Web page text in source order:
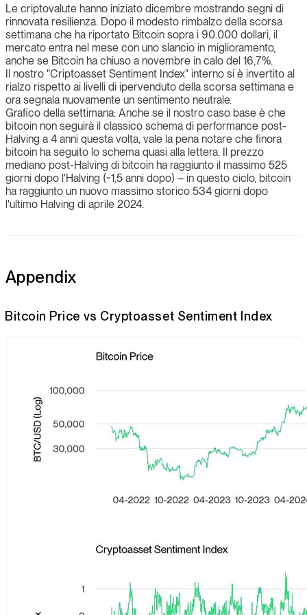
Le criptovalute hanno iniziato dicembre mostrando segni di
rinnovata resilienza. Dopo il modesto rimbalzo della scorsa
settimana che ha riportato Bitcoin sopra i 90.000 dollari, il
mercato entra nel mese con uno slancio in miglioramento,
anche se Bitcoin ha chiuso a novembre in calo del 16,7%.
Il nostro "Criptoasset Sentiment Index" interno si è invertito al
rialzo rispetto ai livelli di ipervenduto della scorsa settimana e
ora segnala nuovamente un sentimento neutrale.
Grafico della settimana: Anche se il nostro caso base è che
bitcoin non seguirà il classico schema di performance post-
Halving a 4 anni questa volta, vale la pena notare che finora
bitcoin ha seguito lo schema quasi alla lettera. Il prezzo
mediano post-Halving di bitcoin ha raggiunto il massimo 525
giorni dopo l'Halving (~1,5 anni dopo) – in questo ciclo, bitcoin
ha raggiunto un nuovo massimo storico 534 giorni dopo
l'ultimo Halving di aprile 2024.
Appendix
Bitcoin Price vs Cryptoasset Sentiment Index